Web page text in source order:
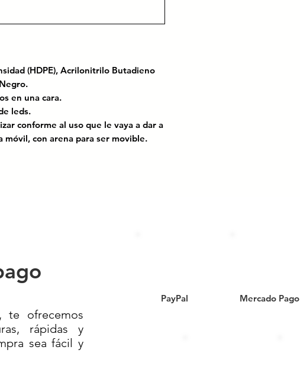
(HDPE), Acrilonitrilo Butadieno
en una cara.
leds.
conforme al uso que le vaya a dar a
móvil, con arena para ser movible.
de poste fijo brinda estabilidad,
según el entorno.
se adapta fácilmente a cualquier
a la intemperie, mejora la seguridad
o desvíos.
, te ofrecemos
rápidas y
sea fácil y
PayPal Mercado Pago